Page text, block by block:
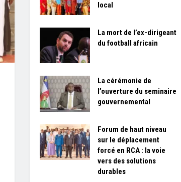
local
La mort de l’ex-dirigeant
du football africain
La cérémonie de
l’ouverture du seminaire
gouvernemental
Forum de haut niveau
sur le déplacement
forcé en RCA : la voie
vers des solutions
durables